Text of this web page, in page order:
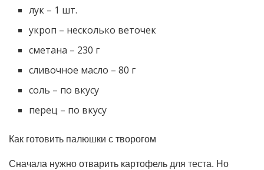
лук – 1 шт.
укроп – несколько веточек
сметана – 230 г
сливочное масло – 80 г
соль – по вкусу
перец – по вкусу
Как готовить палюшки с творогом
Сначала нужно отварить картофель для теста. Но